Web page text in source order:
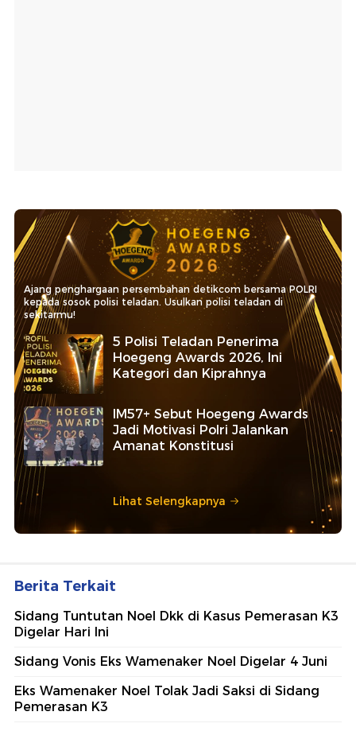
kepada sosok polisi teladan. Usulkan polisi teladan di
5 Polisi Teladan Penerima
Kategori dan Kiprahnya
IM57+ Sebut Hoegeng Awards